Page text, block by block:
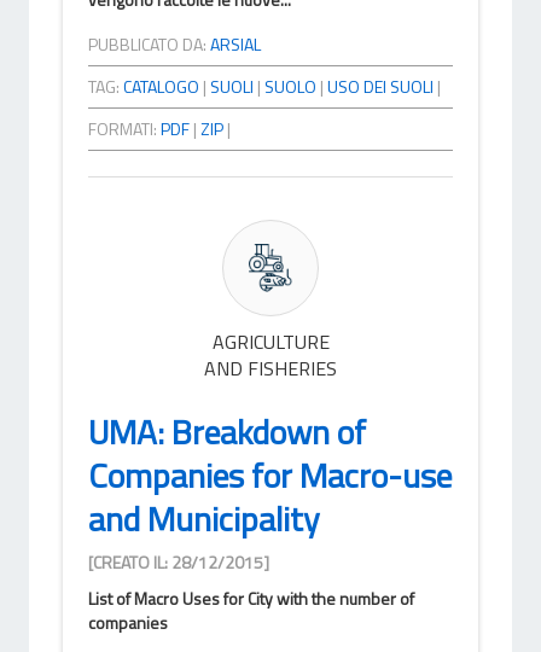
PUBBLICATO DA:ARSIAL
TAG:CATALOGO | SUOLI | SUOLO |USO DEI SUOLI |
FORMATI:PDF|ZIP|
AGRICULTURE
AND FISHERIES
UMA: Breakdown of
Companies for Macro-use
and Municipality
[CREATO IL: 28/12/2015]
List of Macro Uses for City with the number of
companies